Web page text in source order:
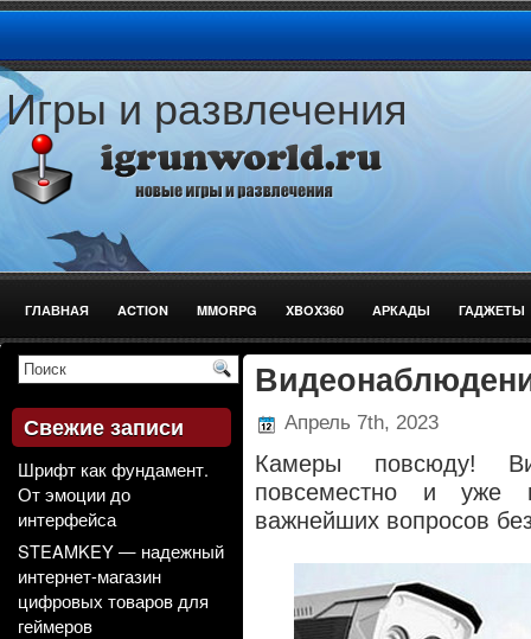
Игры и развлечения
ГЛАВНАЯ ACTION MMORPG XBOX360 АРКАДЫ ГАДЖЕТЫ
СТРЕЛЯЛКИ
Свежие записи
Шрифт как фундамент.
От эмоции до
интерфейса
STEAMKEY — надежный
интернет-магазин
цифровых товаров для
геймеров
Апрель 7th, 2023
Камеры повсюду!
повсеместно и уже
важнейших вопросов